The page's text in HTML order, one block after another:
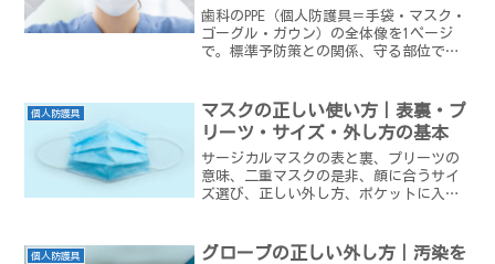
歯科のPPE（個人防護具＝手袋・マスク・
ゴーグル・ガウン）の全体像を1ページ
で。標準予防策との関係、守る部位での
個人防護具
マスクの正しい使い方｜表裏・プ
リーツ・サイズ・外し方の基本
サージカルマスクの表と裏、プリーツの
意味、二重マスクの是非、顔に合うサイ
ズ選び、正しい外し方、ポケットに入れ
します。
個人防護具
グローブの正しい外し方｜汚染を